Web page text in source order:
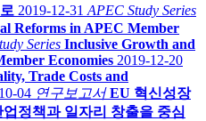
2019-12-31 APEC Study Series
Reforms in APEC Member
Series Inclusive Growth and
Economies 2019-12-20
Trade Costs and
04 연구보고서 EU 혁신성장
정책과 일자리 창출을 중심